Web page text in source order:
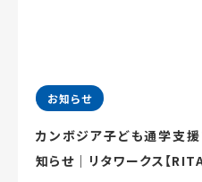
お知らせ
カンボジア子ども通学支
知らせ｜リタワークス【